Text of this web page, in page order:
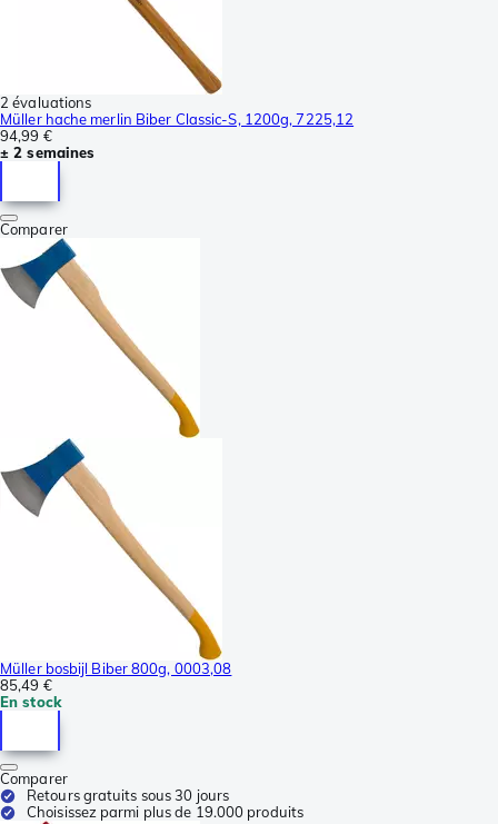
2 évaluations
Müller hache merlin Biber Classic-S, 1200g, 7225,12
94,99 €
± 2 semaines
Comparer
Müller bosbijl Biber 800g, 0003,08
85,49 €
En stock
Comparer
Retours gratuits sous 30 jours
Choisissez parmi plus de 19.000 produits